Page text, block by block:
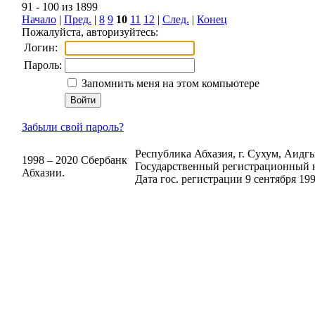
91 - 100 из 1899
Начало | Пред. | 8 9 10 11 12 | След. | Конец
Пожалуйста, авторизуйтесь:
Логин:
Пароль:
Запомнить меня на этом компьютере
Забыли свой пароль?
1998 – 2020 Сбербанк
Абхазии.
Республика Абхазия, г. Сухум,
Государственный регистрационный
Дата гос. регистрации 9 сентября